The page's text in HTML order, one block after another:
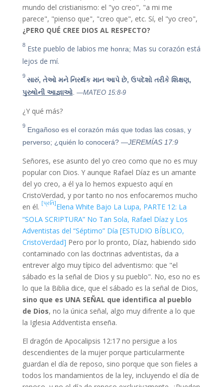
mundo del cristianismo: el "yo creo", "a mi me
parece", "pienso que", "creo que", etc. Sí, el "yo creo",
¿PERO QUÉ CREE DIOS AL RESPECTO?
8Este pueblo de labios me honra; Mas su corazón está
lejos de mí.
9 સારું, તેઓ મને નિરર્થક માન આપે છે, ઉપદેશો તરીકે શિક્ષણ,
પુરુષોની આજ્ઞાઓ. —MATEO 15:8-9
¿Y qué más?
9 Engañoso es el corazón más que todas las cosas, y
perverso; ¿quién lo conocerá? —JEREMÍAS 17:9
Señores, ese asunto del yo creo como que no es muy
popular con Dios. Y aunque Rafael Díaz es un amante
del yo creo, a él ya lo hemos expuesto aquí en
CristoVerdad, y por tanto no nos enfocaremos mucho
en él. [પ્રતિ]Elena White Bajo La Lupa, PARTE 12: La
“SOLA SCRIPTURA” No Tan Sola, Rafael Díaz y Los
Adventistas del “Séptimo” Día [ESTUDIO BÍBLICO,
CristoVerdad] Pero por lo pronto, Díaz, habiendo sido
contaminado con las doctrinas adventistas, da a
entrever algo muy típico del adventismo: que "el
sábado es la señal de Dios y su pueblo". No, eso no es
lo que la Biblia dice, que el sábado es la señal de Dios,
sino que es UNA SEÑAL que identifica al pueblo
de Dios, no la única señal, algo muy difrente a lo que
la Iglesia Addventista enseña.
El dragón de Apocalipsis 12:17 no persigue a los
descendientes de la mujer porque particularmente
guardan el día de reposo, sino porque que son fieles a
todos los mandamientos de la ley, incluyendo el día de